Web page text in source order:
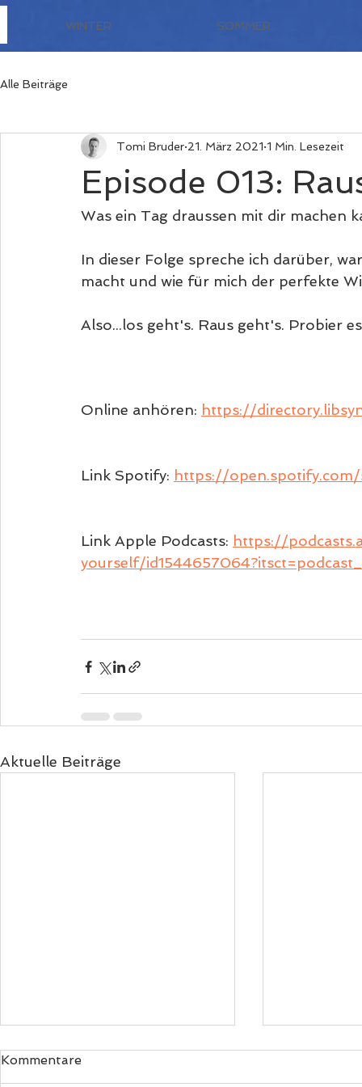
WINTER SOMMER
Alle Beiträge
Episode 013:
Tomi Bruder 21. März 2021 1 Min. Lesezeit
Was ein Tag draussen mit dir machen
In dieser Folge spreche ich darüber,
macht und wie für mich der perfekte
Also...los geht's. Raus geht's. Probier
Online anhören: https://
Link Spotify: https://
Link Apple Podcasts: https://
yourself/
Aktuelle Beiträge
Episode 019: Inspiration
Hast du schon einmal darüber
Kommentare